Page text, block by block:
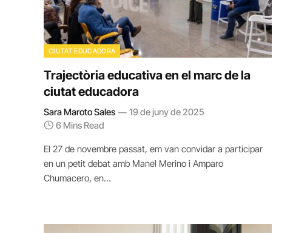
CIUTAT EDUCADORA
Trajectòria educativa en el marc de la
ciutat educadora
Sara Maroto Sales
19 de juny de 2025
6 Mins Read
El 27 de novembre passat, em van convidar a participar
en un petit debat amb Manel Merino i Amparo
Chumacero, en…